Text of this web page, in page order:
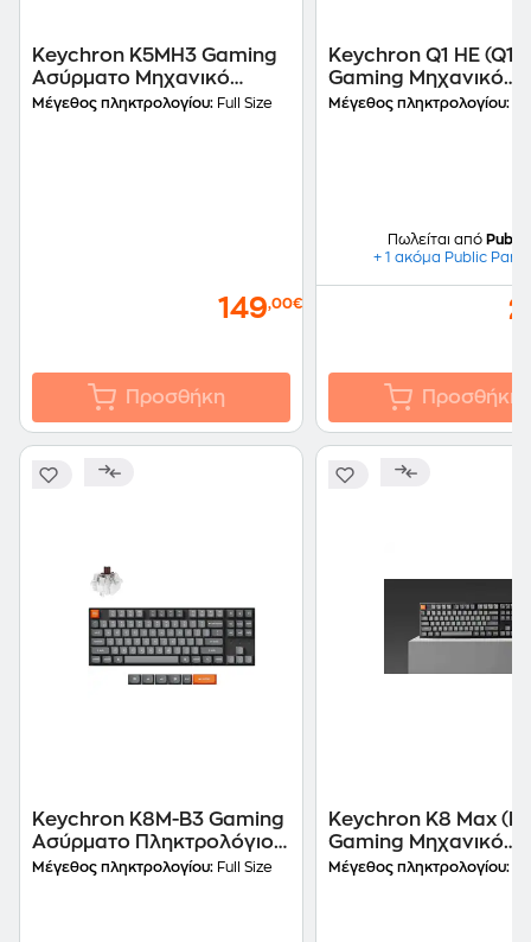
Keychron K5MH3 Gaming
Ασύρματο Μηχανικό
Πληκτρολόγιο RGB Μαύρο
Μέγεθος πληκτρολογίου: Full Size
149,00€
Προσθήκη
Keychron Q1 HE
Gaming Μηχανικό
Ασύρματο Bluetooth
Μέγεθος πληκτρολογίου:
Πωλείται από Public
+ 1 ακόμα Public
Προσθήκη
Keychron K8M-B3 Gaming
Ασύρματο Πληκτρολόγιο
με Brown Switch RGB 80%
Μέγεθος πληκτρολογίου: Full Size
Keychron K8 Max
Gaming Μηχανικό
Ενσύρματο/
Μέγεθος πληκτρολογίου: